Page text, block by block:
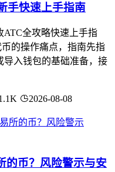
手快速上手指南
ATC全攻略快速上手指
的操作痛点，指南先指
导入钱包的基础准备，接
2026-08-08
的币？风险警示与安